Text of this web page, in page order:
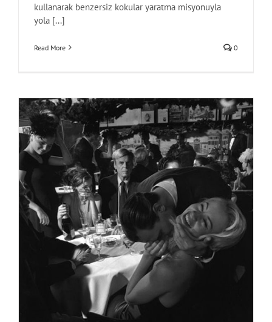
kullanarak benzersiz kokular yaratma misyonuyla
yola [...]
Read More 0